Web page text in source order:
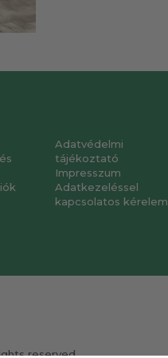
Adatvédelmi
tájékoztató
Impresszum
Adatkezeléssel
kapcsolatos kérelem
reserved.